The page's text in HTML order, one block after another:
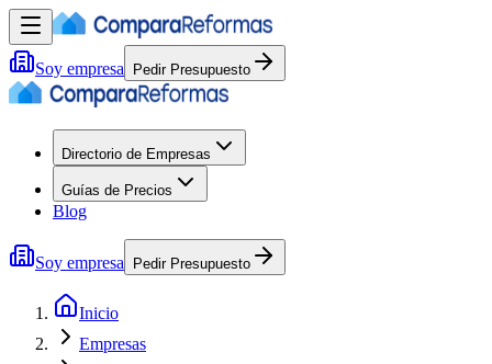
Soy empresa Pedir Presupuesto
Directorio de Empresas
Guías de Precios
Blog
Soy empresa Pedir Presupuesto
Inicio
Empresas